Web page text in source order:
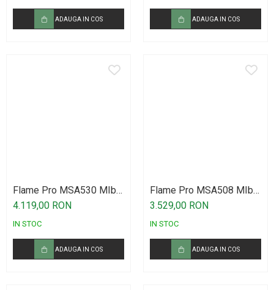
Idei de cadouriADAUGA IN COS ADAUGA IN COS
Flame Pro MSA530 MIb
BK Nickel Sax Alto
4.119,00 RON
IN STOC
ADAUGA IN COS
Flame Pro MSA508 MIb
Antique
3.529,00 RON
IN STOC
ADAUGA IN COS